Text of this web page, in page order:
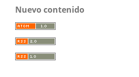
Nuevo contenido